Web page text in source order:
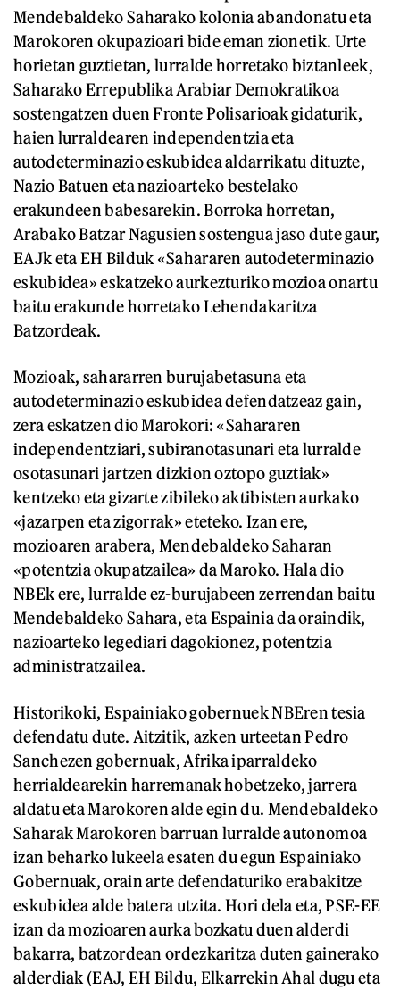
Mendebaldeko Saharako kolonia abandonatu eta
Marokoren okupazioari bide eman zionetik. Urte
horietan guztietan, lurralde horretako biztanleek,
Saharako Errepublika Arabiar Demokratikoa
sostengatzen duen Fronte Polisarioak gidaturik,
haien lurraldearen independentzia eta
autodeterminazio eskubidea aldarrikatu dituzte,
Nazio Batuen eta nazioarteko bestelako
erakundeen babesarekin. Borroka horretan,
Arabako Batzar Nagusien sostengua jaso dute gaur,
EAJk eta EH Bilduk «Sahararen autodeterminazio
eskubidea» eskatzeko aurkezturiko mozioa onartu
baitu erakunde horretako Lehendakaritza
Batzordeak.
Mozioak, sahararren burujabetasuna eta
autodeterminazio eskubidea defendatzeaz gain,
zera eskatzen dio Marokori: «Sahararen
independentziari, subiranotasunari eta lurralde
osotasunari jartzen dizkion oztopo guztiak»
kentzeko eta gizarte zibileko aktibisten aurkako
«jazarpen eta zigorrak» eteteko. Izan ere,
mozioaren arabera, Mendebaldeko Saharan
«potentzia okupatzailea» da Maroko. Hala dio
NBEk ere, lurralde ez-burujabeen zerrendan baitu
Mendebaldeko Sahara, eta Espainia da oraindik,
nazioarteko legediari dagokionez, potentzia
administratzailea.
Historikoki, Espainiako gobernuek NBEren tesia
defendatu dute. Aitzitik, azken urteetan Pedro
Sanchezen gobernuak, Afrika iparraldeko
herrialdearekin harremanak hobetzeko, jarrera
aldatu eta Marokoren alde egin du. Mendebaldeko
Saharak Marokoren barruan lurralde autonomoa
izan beharko lukeela esaten du egun Espainiako
Gobernuak, orain arte defendaturiko erabakitze
eskubidea alde batera utzita. Hori dela eta, PSE-EE
izan da mozioaren aurka bozkatu duen alderdi
bakarra, batzordean ordezkaritza duten gainerako
alderdiak (EAJ, EH Bildu, Elkarrekin Ahal dugu eta